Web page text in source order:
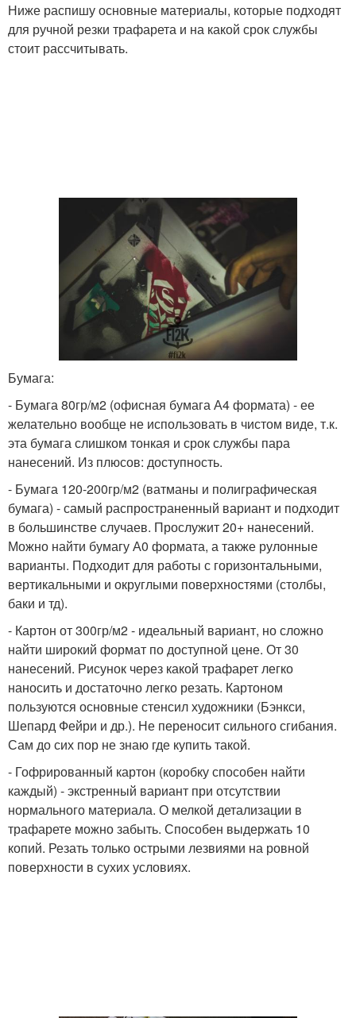
Ниже распишу основные материалы, которые подходят
для ручной резки трафарета и на какой срок службы
стоит рассчитывать.
Бумага:
- Бумага 80гр/м2 (офисная бумага А4 формата) - ее
желательно вообще не использовать в чистом виде, т.к.
эта бумага слишком тонкая и срок службы пара
нанесений. Из плюсов: доступность.
- Бумага 120-200гр/м2 (ватманы и полиграфическая
бумага) - самый распространенный вариант и подходит
в большинстве случаев. Прослужит 20+ нанесений.
Можно найти бумагу А0 формата, а также рулонные
варианты. Подходит для работы с горизонтальными,
вертикальными и округлыми поверхностями (столбы,
баки и тд).
- Картон от 300гр/м2 - идеальный вариант, но сложно
найти широкий формат по доступной цене. От 30
нанесений. Рисунок через какой трафарет легко
наносить и достаточно легко резать. Картоном
пользуются основные стенсил художники (Бэнкси,
Шепард Фейри и др.). Не переносит сильного сгибания.
Сам до сих пор не знаю где купить такой.
- Гофрированный картон (коробку способен найти
каждый) - экстренный вариант при отсутствии
нормального материала. О мелкой детализации в
трафарете можно забыть. Способен выдержать 10
копий. Резать только острыми лезвиями на ровной
поверхности в сухих условиях.